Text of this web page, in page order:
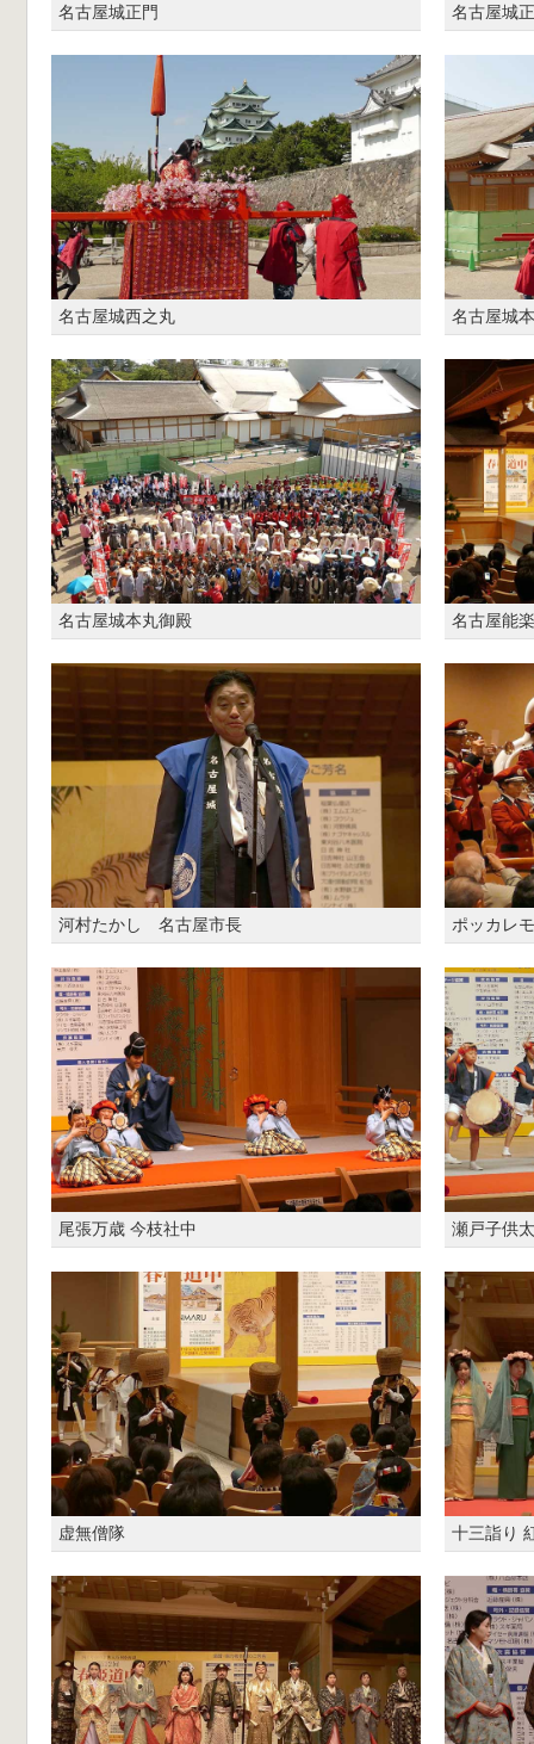
名古屋城正門 名古屋城
名古屋城西之丸 名古屋城
名古屋城本丸御殿 名古屋能
河村たかし 名古屋市長 ポッカレ
尾張万歳 今枝社中 瀬戸子供
虚無僧隊 十三詣り